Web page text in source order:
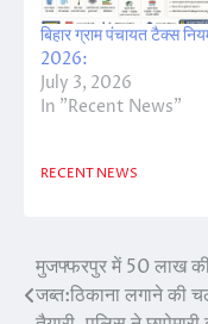
बिहार ग्राम पंचायत टैक्स
2026:
July 3, 2026
In "Recent News"
RECENT NEWS
Post
navigation
मुजफ्फरपुर में 50 लाख
जब्त:ठिकाना लगाने की